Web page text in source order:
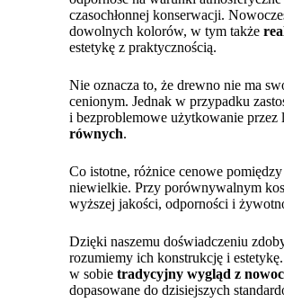
czasochłonnej konserwacji.
dowolnych kolorów, w tym także
estetykę z praktycznością.
Nie oznacza to, że drewno nie ma
cenionym. Jednak w przypadku
i bezproblemowe użytkowanie
równych.
Co istotne, różnice cenowe
niewielkie. Przy porównywalnym
wyższej jakości, odporności i
Dzięki naszemu doświadczeniu
rozumiemy ich konstrukcję i
w sobietradycyjny wygląd z
dopasowane do dzisiejszych